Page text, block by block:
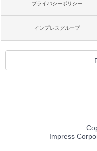
プライバシーポリシー
インプレスグループ
Impress